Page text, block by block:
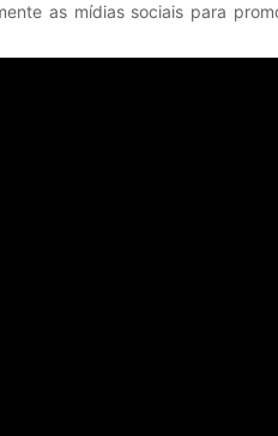
as mídias sociais para